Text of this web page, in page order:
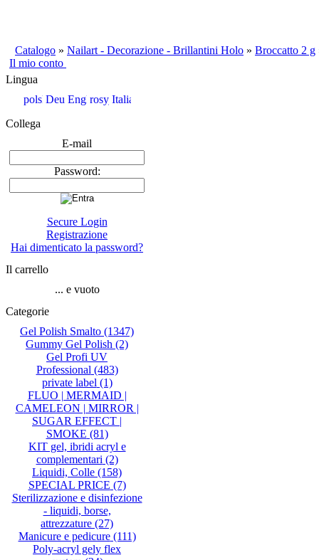
Catalogo » Nailart - Decorazione - Brillantini Holo » Broccatto 2 g
Il mio conto
Lingua
Collega
E-mail
Password:
Secure Login
Registrazione
Hai dimenticato la password?
Il carrello
... e vuoto
Categorie
Gel Polish Smalto (1347)
Gummy Gel Polish (2)
Gel Profi UV
Professional (483)
private label (1)
FLUO | MERMAID |
CAMELEON | MIRROR |
SUGAR EFFECT |
SMOKE (81)
KIT gel, ibridi acryl e
complementari (2)
Liquidi, Colle (158)
SPECIAL PRICE (7)
Sterilizzazione e disinfezione
- liquidi, borse,
attrezzature (27)
Manicure e pedicure(111)
Poly-acryl gely flex